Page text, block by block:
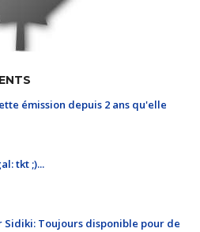
émission depuis 2 ans qu'elle
tkt ;)...
Sidiki: Toujours disponible pour de